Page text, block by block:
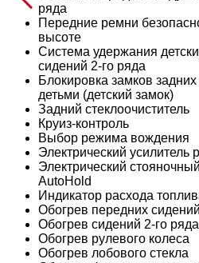
ряда
Передние ремни
высоте
Система удержания
сидений 2-го ряда
Блокировка замков
детьми (детский замок)
Задний стеклоочиститель
Круиз-контроль
Выбор режима вождения
Электрический усилитель
Электрический
AutoHold
Индикатор расхода
Обогрев передних сидений
Обогрев сидений 2-го ряда
Обогрев рулевого колеса
Обогрев лобового стекла